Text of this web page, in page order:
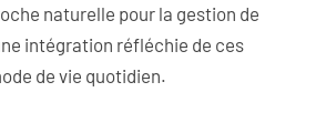
naturelle pour la gestion de
intégration réfléchie de ces
de vie quotidien.